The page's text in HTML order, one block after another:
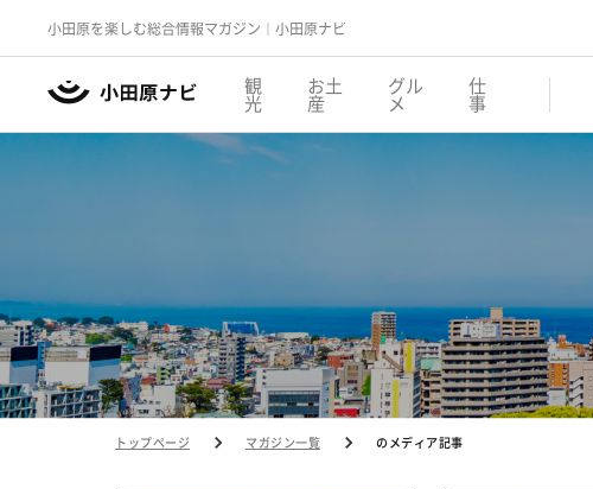
小田原を楽しむ総合情報マガジン｜小田原ナビ
観
光
お土
産
グル
メ
仕
事
トップページ マガジン一覧 のメディア記事